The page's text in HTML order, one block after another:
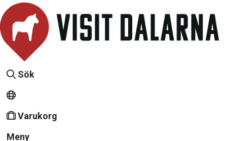
Sök
Varukorg
Meny